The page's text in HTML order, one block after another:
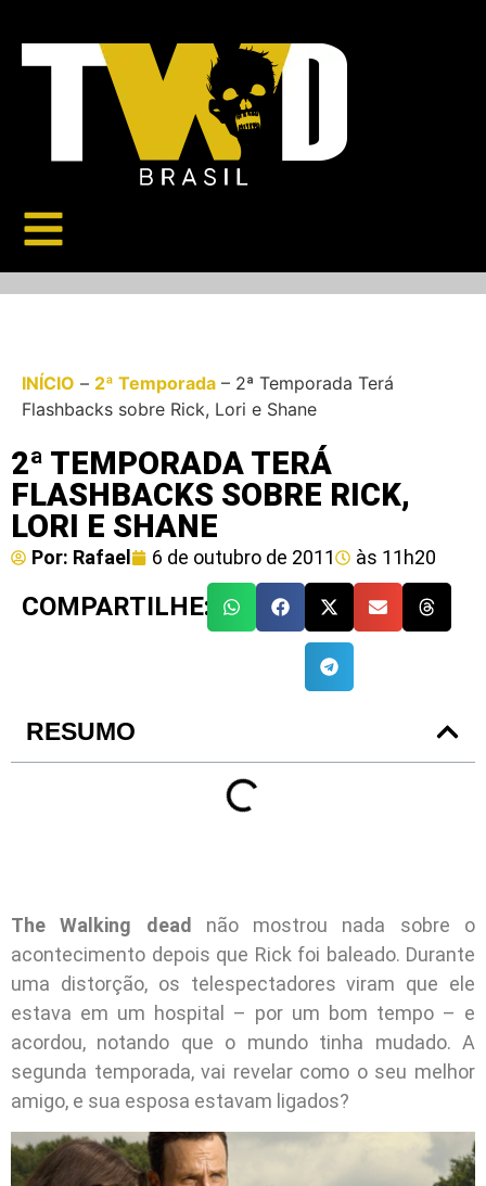
INÍCIO – 2ª Temporada – 2ª Temporada Terá
Flashbacks sobre Rick, Lori e Shane
2ª TEMPORADA TERÁ
FLASHBACKS SOBRE RICK,
LORI E SHANE
Por: Rafael 6 de outubro de 2011 às 11h20
COMPARTILHE:
RESUMO
The Walking dead
não mostrou nada sobre o
acontecimento depois que Rick foi baleado. Durante
uma distorção, os telespectadores viram que ele
estava em um hospital – por um bom tempo – e
acordou, notando que o mundo tinha mudado. A
segunda temporada, vai revelar como o seu melhor
amigo, e sua esposa estavam ligados?